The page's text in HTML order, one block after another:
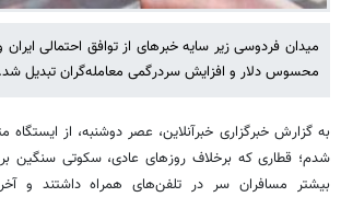
میدان فردوسی زیر سایه خبرهای از توافق احتمالی
محسوس دلار و افزایش سردرگمی معامله‌گران تبدیل شد.
به گزارش خبرگزاری خبرآنلاین، عصر دوشنبه، از
شدم؛ قطاری که برخلاف روزهای عادی، سکوتی سنگین
بیشتر مسافران سر در تلفن‌های همراه داشتند و